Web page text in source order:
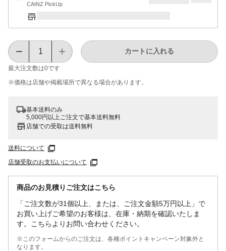
CAINZ PickUp
最大注文数は0です
カートに入れる
※価格は​店舗や​掲載場所で​異なる​場合が​あります。
基本送料のみ
5,000円以上ご注文で基本送料無料
店舗での受取は送料無料
送料について
店舗受取のお支払いについて
商品のお見積りご注文はこちら
「ご注文数が31個以上、または、ご注文金額5万円以上」で
お買い上げご希望のお客様は、在庫・納期を確認いたしま
す。こちらよりお問い合わせください。
※このフォームからのご注文は、各種ポイントキャンペーン対象外と
なります。